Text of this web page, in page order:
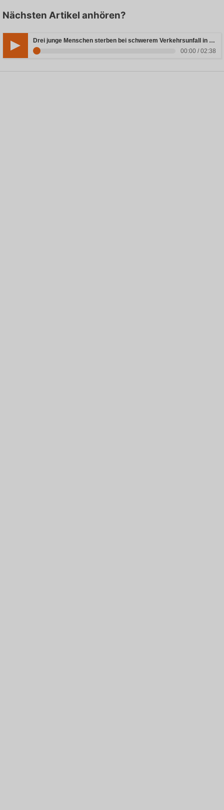
Nächsten Artikel anhören?
Drei junge Menschen sterben bei schwerem Verkehrsunfall in Rheinland-Pfalz
00:00 / 02:38